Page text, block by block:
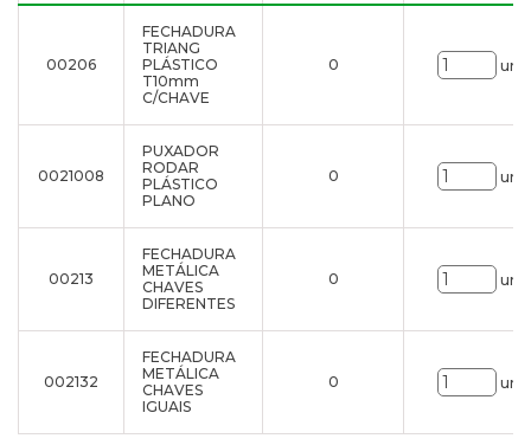
00206
FECHADURA
TRIANG
PLÁSTICO
T10mm
C/CHAVE
0 uni.
0021008
PUXADOR
RODAR
PLÁSTICO
PLANO
0 uni.
00213
FECHADURA
METÁLICA
CHAVES
DIFERENTES
0 uni.
002132
FECHADURA
METÁLICA
CHAVES
IGUAIS
0 uni.